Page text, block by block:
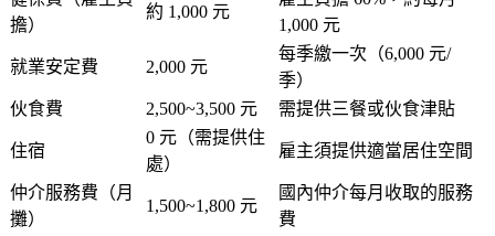
擔）
約 1,000 元
1,000 元
就業安定費 2,000 元
每季繳一次（6,000 元/
季）
伙食費
2,500~3,500 元 需提供三餐或伙食津貼
住宿
0 元（需提供住
處）
雇主須提供適當居住空間
仲介服務費（月
攤）
1,500~1,800 元
國內仲介每月收取的服務
費